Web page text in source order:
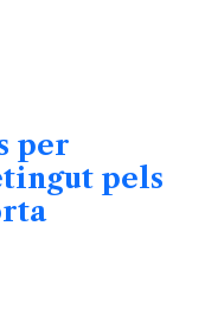
per
pels